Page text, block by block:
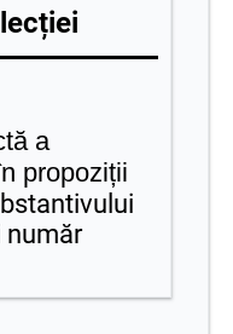
a
propoziții
număr